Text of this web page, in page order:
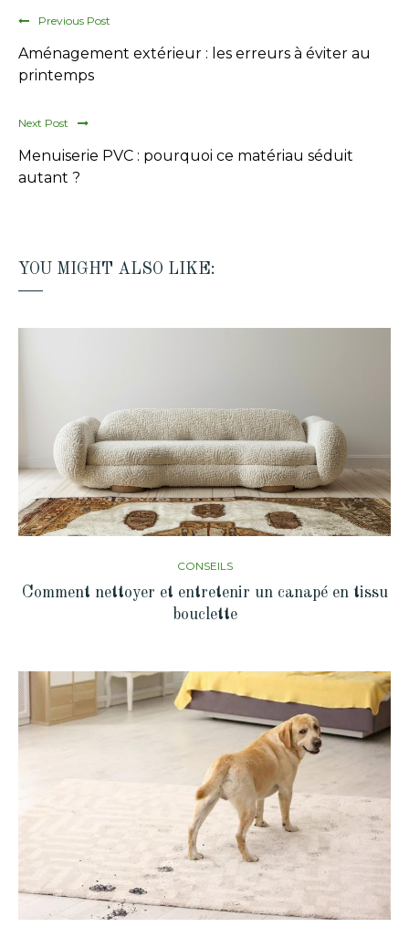
Previous Post
Aménagement extérieur : les erreurs à éviter au
printemps
Next Post
Menuiserie PVC : pourquoi ce matériau séduit
autant ?
YOU MIGHT ALSO LIKE:
CONSEILS
Comment nettoyer et entretenir un canapé en tissu
bouclette